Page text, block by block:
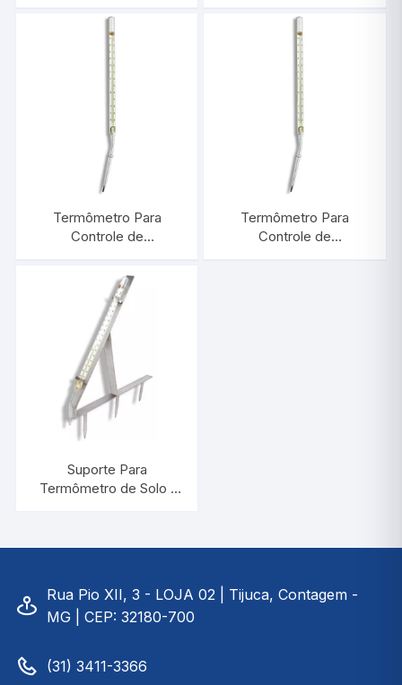
-25/+60:0,2°C |
INCOTERM 5174
-15/+35:0,2°C |
INCOTERM 5179
Termômetro Para
Controle de
-25/+45:0,2°C |
INCOTERM 5175
Termômetro Para
Controle de
Suporte Para
Termômetro de Solo |
Rua Pio XII, 3 - LOJA 02 | Tijuca, Contagem -
MG | CEP: 32180-700
(31) 3411-3366